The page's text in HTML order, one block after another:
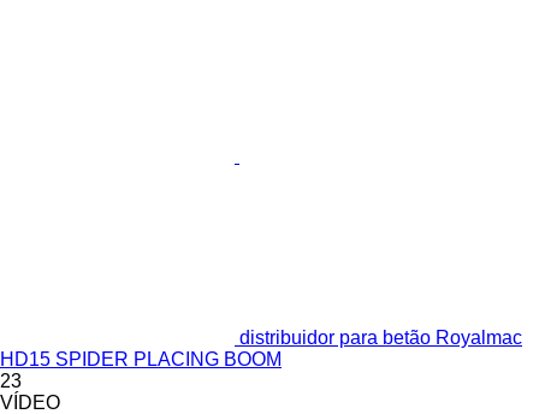
distribuidor para betão Royalmac
HD15 SPIDER PLACING BOOM
23
VÍDEO